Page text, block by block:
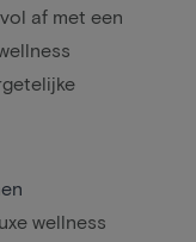
af met een
wellness